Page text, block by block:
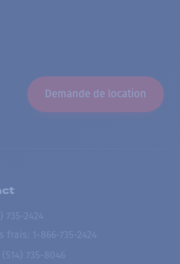
Demande de location
735-2424
frais
1-866-735-2424
(514) 735-8046